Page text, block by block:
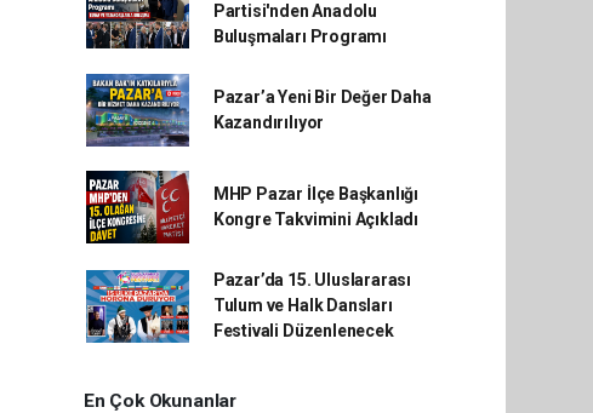
Partisi'nden Anadolu
Buluşmaları Programı
Pazar’a Yeni Bir Değer Daha
Kazandırılıyor
MHP Pazar İlçe Başkanlığı
Kongre Takvimini Açıkladı
Pazar’da 15. Uluslararası
Tulum ve Halk Dansları
Festivali Düzenlenecek
En Çok Okunanlar